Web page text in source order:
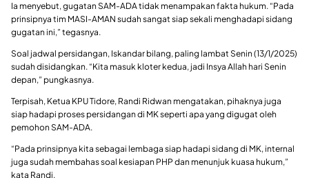
Ia menyebut, gugatan SAM-ADA tidak menampakan fakta hukum. “Pada
prinsipnya tim MASI-AMAN sudah sangat siap sekali menghadapi sidang
gugatan ini,” tegasnya.
Soal jadwal persidangan, Iskandar bilang, paling lambat Senin (13/1/2025)
sudah disidangkan. “Kita masuk kloter kedua, jadi Insya Allah hari Senin
depan,” pungkasnya.
Terpisah, Ketua KPU Tidore, Randi Ridwan mengatakan, pihaknya juga
siap hadapi proses persidangan di MK seperti apa yang digugat oleh
pemohon SAM-ADA.
“Pada prinsipnya kita sebagai lembaga siap hadapi sidang di MK, internal
juga sudah membahas soal kesiapan PHP dan menunjuk kuasa hukum,”
kata Randi.